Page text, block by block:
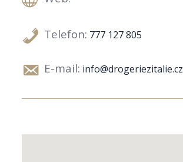
Telefon: 777 127 805
E-mail: info@drogeriezitalie.cz